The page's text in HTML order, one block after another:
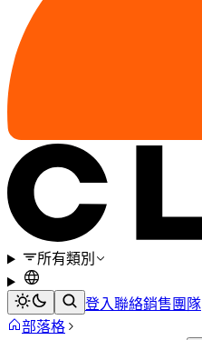
所有類別
登入聯絡銷售團隊
部落格